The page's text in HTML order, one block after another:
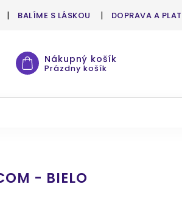
BALÍME S LÁSKOU DOPRAVA A
Nákupný košík
Prázdny košík
- BIELO